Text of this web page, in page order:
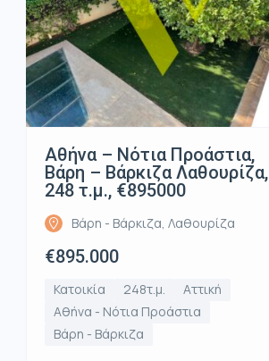
Αθήνα – Νότια Προάστια,
Βάρη – Βάρκιζα Λαθουρίζα,
248 τ.μ., €895000
Βάρη - Βάρκιζα, Λαθουρίζα
€895.000
Κατοικία 248τ.μ.
Αττική
Αθήνα - Νότια Προάστια
Βάρη - Βάρκιζα